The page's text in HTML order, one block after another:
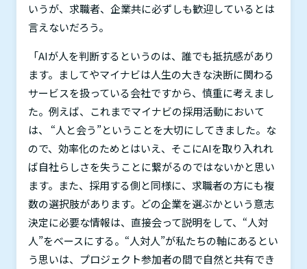
いうが、求職者、企業共に必ずしも歓迎しているとは
言えないだろう。
「AIが人を判断するというのは、誰でも抵抗感があり
ます。ましてやマイナビは人生の大きな決断に関わる
サービスを扱っている会社ですから、慎重に考えまし
た。例えば、これまでマイナビの採用活動において
は、 “人と会う”ということを大切にしてきました。な
ので、効率化のためとはいえ、そこにAIを取り入れれ
ば自社らしさを失うことに繋がるのではないかと思い
ます。また、採用する側と同様に、求職者の方にも複
数の選択肢があります。どの企業を選ぶかという意志
決定に必要な情報は、直接会って説明をして、“人対
人”をベースにする。“人対人”が私たちの軸にあるとい
う思いは、プロジェクト参加者の間で自然と共有でき